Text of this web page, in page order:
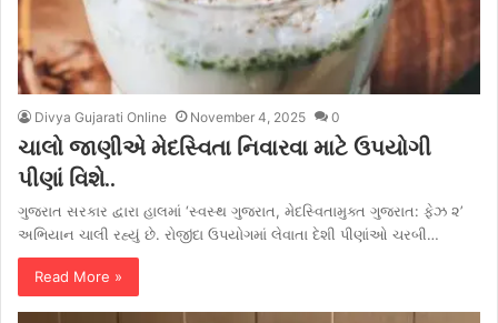
Divya Gujarati Online November 4, 2025 0
ચાલો જાણીએ મેદસ્વિતા નિવારવા માટે ઉપયોગી
પીણાં વિશે..
ગુજરાત સરકાર દ્વારા હાલમાં ‘સ્વસ્થ ગુજરાત, મેદસ્વિતામુક્ત ગુજરાત: ફેઝ ૨’
અભિયાન ચાલી રહ્યું છે. રોજીંદા ઉપયોગમાં લેવાતા દેશી પીણાંઓ ચરબી…
Read More »